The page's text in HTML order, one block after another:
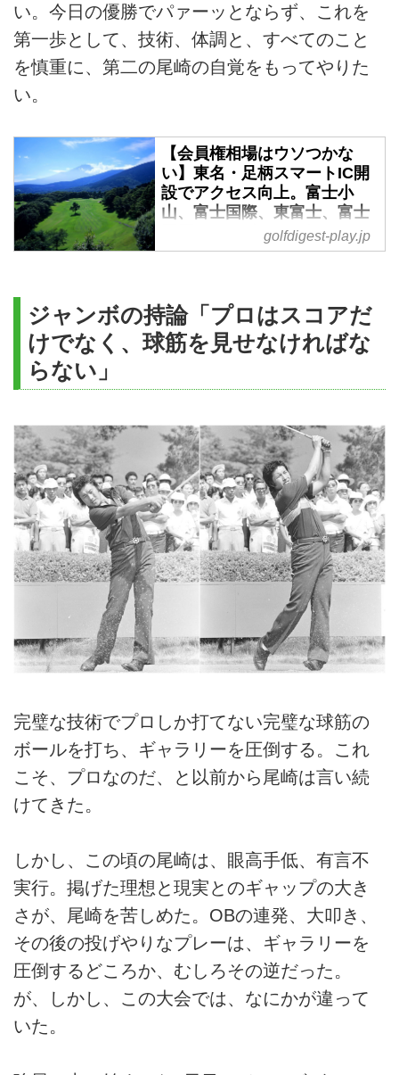
い。今日の優勝でパァーッとならず、これを
第一歩として、技術、体調と、すべてのこと
を慎重に、第二の尾崎の自覚をもってやりた
い。
【会員権相場はウソつかな
い】東名・足柄スマートIC開
設でアクセス向上。富士小
山、富士国際、東富士、富士
平原…。 - ゴルフへ行こう
WEB by ゴルフダイジェスト
る東名高速上り・大和トンネル。
週末のピーク時には20～30キロ
渋滞が発生します。そのため、御
横浜湘南道路、首都高横浜北線の
延伸、綾瀬スマートIC、大和トン
ネル4車線化…と道路環境が劇的
に変化することから、東京、川
崎、横浜、湘南地区のゴルファー
に再び注目されるようになってい
ます。さらに、東名・足柄SAに
スマートICが開設、新東名・小山
SAにもスマートICが予定されて
golfdigest-play.jp
ジャンボの持論「プロはスコアだ
けでなく、球筋を見せなければな
らない」
完璧な技術でプロしか打てない完璧な球筋の
ボールを打ち、ギャラリーを圧倒する。これ
こそ、プロなのだ、と以前から尾崎は言い続
けてきた。
しかし、この頃の尾崎は、眼高手低、有言不
実行。掲げた理想と現実とのギャップの大き
さが、尾崎を苦しめた。OBの連発、大叩き、
その後の投げやりなプレーは、ギャラリーを
圧倒するどころか、むしろその逆だった。
が、しかし、この大会では、なにかが違って
いた。